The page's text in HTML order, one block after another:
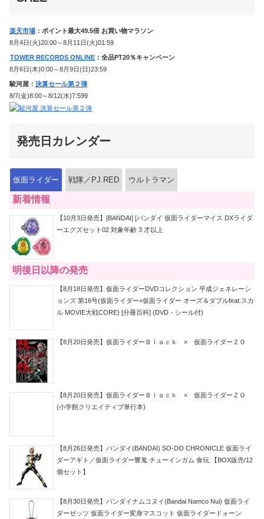
楽天市場 ：ポイント最大49.5倍 お買い物マラソン
8月4日(火)20:00～8月11日(火)01:59
TOWER RECORDS ONLINE ：全品PT20％キャンペーン
8月6日(木)0:00～8月9日(日)23:59
駿河屋： 決算セール第２弾
8/7(金)8:00～8/12(水)7:599
発売日カレンダー
仮面ライダー 戦隊／PJ.RED ウルトラマン
新着情報
【10月3日発売】[BANDAI] [バンダイ 仮面ライダーマイス DXライダ
ーエグズセット02 対象年齢 3 才以上
明後日以降の発売
【8月18日発売】仮面ライダーDVDコレクション 平成ジェネレーシ
ョンズ 第16号(仮面ライダー×仮面ライダー オーズ＆ダブルfeat.スカ
ル MOVIE大戦CORE) [分冊百科] (DVD・シール付)
【8月20日発売】仮面ライダーＢｌａｃｋ × 仮面ライダーＺＯ
【8月20日発売】仮面ライダーＢｌａｃｋ × 仮面ライダーＺＯ
(小学館クリエイティブ単行本)
【8月26日発売】バンダイ(BANDAI) SO-DO CHRONICLE 仮面ライ
ダーアギト／仮面ライダー響鬼 チューインガム 食玩 【BOX販売/12
個セット】
【8月30日発売】バンダイナムコヌイ(Bandai Namco Nui) 仮面ライ
ダーゼッツ 仮面ライダー変身マスコット 仮面ライダードォーン